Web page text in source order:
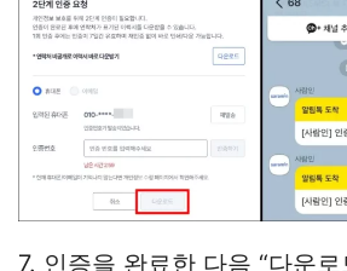
7. 인증을 완료한 다음 “다운